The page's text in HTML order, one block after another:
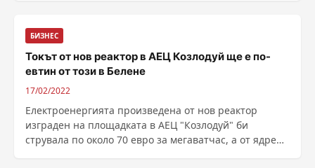
БИЗНЕС
Токът от нов реактор в АЕЦ Козлодуй ще е по-
евтин от този в Белене
17/02/2022
Електроенергията произведена от нов реактор
изграден на площадката в АЕЦ "Козлодуй" би
струвала по около 70 евро за мегаватчас, а от ядрена